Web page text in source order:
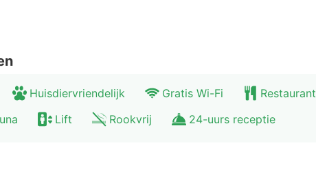
Huisdiervriendelijk Gratis Wi-Fi
Restaurant
Lift Rookvrij 24-uurs receptie